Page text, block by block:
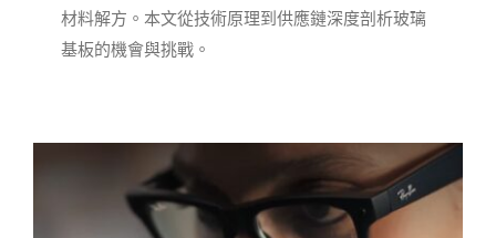
材料解方。本文從技術原理到供應鏈深度剖析玻璃
基板的機會與挑戰。